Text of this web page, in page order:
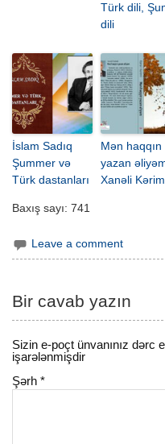
Türk dili,
dili
İslam Sadıq
Şummer və
Türk dastanları
Mən haqqın
yazan
Xanəli
Baxış sayı: 741
Leave a comment
Bir cavab yazın
Sizin e-poçt ünvanınız dərc
işarələnmişdir
Şərh*